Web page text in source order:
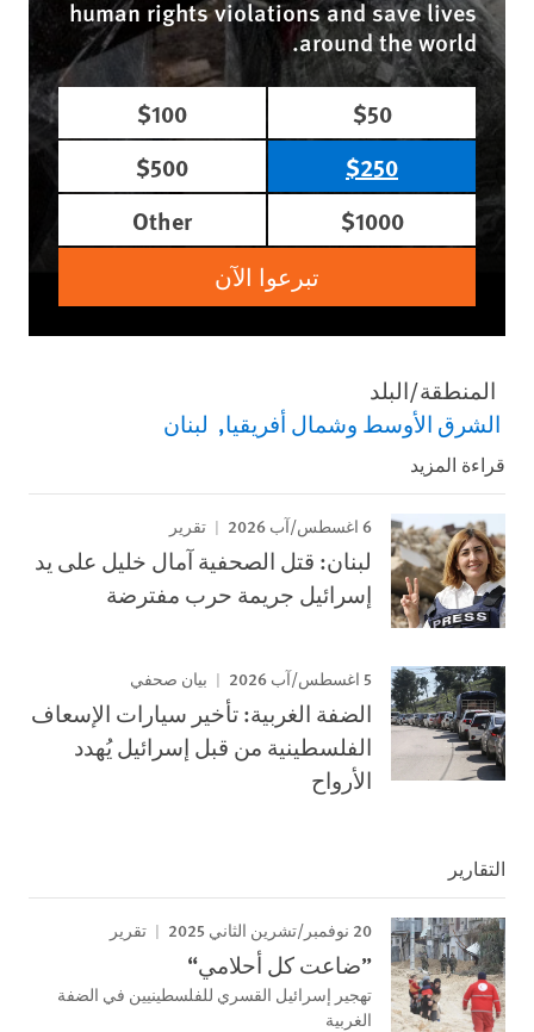
human rights violations and save lives
around the world.
$50
$100
$250
$500
$1000
Other
تبرعوا الآن
المنطقة/البلد
الشرق الأوسط وشمال أفريقيا
لبنان
قراءة المزيد
6 اغسطس/آب 2026 تقرير
لبنان: قتل الصحفية آمال خليل على يد
إسرائيل جريمة حرب مفترضة
5 اغسطس/آب 2026 بيان صحفي
الضفة الغربية: تأخير سيارات الإسعاف
الفلسطينية من قبل إسرائيل يُهدد
الأرواح
التقارير
20 نوفمبر/تشرين الثاني 2025 تقرير
”ضاعت كل أحلامي“
تهجير إسرائيل القسري للفلسطينيين في الضفة
الغربية